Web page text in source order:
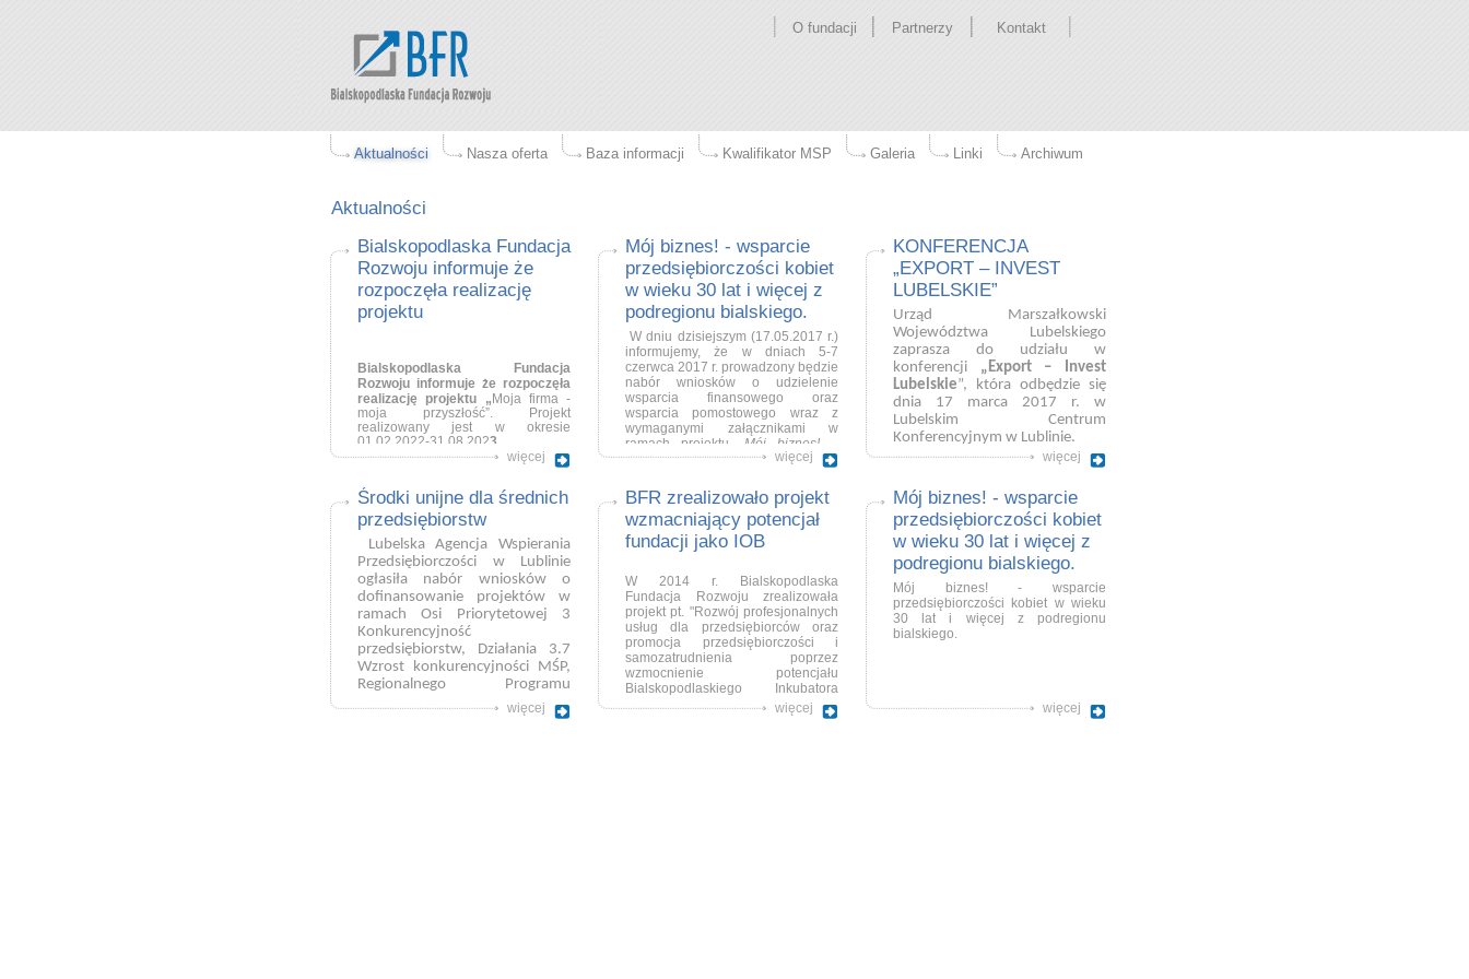
O fundacji Partnerzy Kontakt
Aktualności Nasza oferta Baza informacji Kwalifikator MSP Galeria Linki Archiwum
Aktualności
Bialskopodlaska Fundacja
Rozwoju informuje że
rozpoczęła realizację
projektu
Bialskopodlaska Fundacja
Rozwoju informuje że rozpoczęła
realizację projektu „ Moja firma -
moja przyszłość”. Projekt
realizowany jest w okresie
01.02.2022-31.08.2023
Planowany termin naboru
Formularzy Zgłoszeniowych w
połowie marca 2022, po
zatwierdzeniu dokumentów
przez Instytucję Zarządzającą
więcej
Mój biznes! - wsparcie
przedsiębiorczości kobiet
w wieku 30 lat i więcej z
podregionu bialskiego.
W dniu dzisiejszym (17.05.2017 r.)
informujemy, że w dniach 5-7
czerwca 2017 r. prowadzony będzie
nabór wniosków o udzielenie
wsparcia finansowego oraz
wsparcia pomostowego wraz z
wymaganymi załącznikami w
ramach projektu
„Mój biznes! –
wsparcie przedsiębiorczości kobiet
podregionu bialskiego”.
Wnioski
należy składać w biurze projektu ul.
Księcia Witolda 19/24, 21-500 Biała
Podlaska w godzinach 8:00 – 16:00
lub siedzibie Partnera ul. Harcerska
7:30 – 15:30
więcej
KONFERENCJA
„EXPORT – INVEST
LUBELSKIE”
Urząd Marszałkowski
Województwa Lubelskiego
zaprasza do udziału w
konferencji „Export – Invest
Lubelskie”, która odbędzie się
dnia 17 marca 2017 r. w
Lubelskim Centrum
Konferencyjnym w Lublinie.
więcej
Środki unijne dla średnich
przedsiębiorstw
Lubelska Agencja Wspierania
Przedsiębiorczości w Lublinie
ogłasiła nabór wniosków o
dofinansowanie projektów w
ramach Osi Priorytetowej 3
Konkurencyjność
przedsiębiorstw, Działania 3.7
Wzrost konkurencyjności MŚP,
Regionalnego Programu
Operacyjnego Województwa
Lubelskiego na lata 2014-2020
więcej
BFR zrealizowało projekt
wzmacniający potencjał
fundacji jako IOB
W 2014 r. Bialskopodlaska
Fundacja Rozwoju zrealizowała
projekt pt. "Rozwój profesjonalnych
usług dla przedsiębiorców oraz
promocja przedsiębiorczości i
samozatrudnienia poprzez
wzmocnienie potencjału
Bialskopodlaskiego Inkubatora
Przedsiębiorczości", który został
dofinansowany ze środków
więcej
Mój biznes! - wsparcie
przedsiębiorczości kobiet
w wieku 30 lat i więcej z
podregionu bialskiego.
Mój biznes! - wsparcie
przedsiębiorczości kobiet w wieku
30 lat i więcej z podregionu
bialskiego.
więcej